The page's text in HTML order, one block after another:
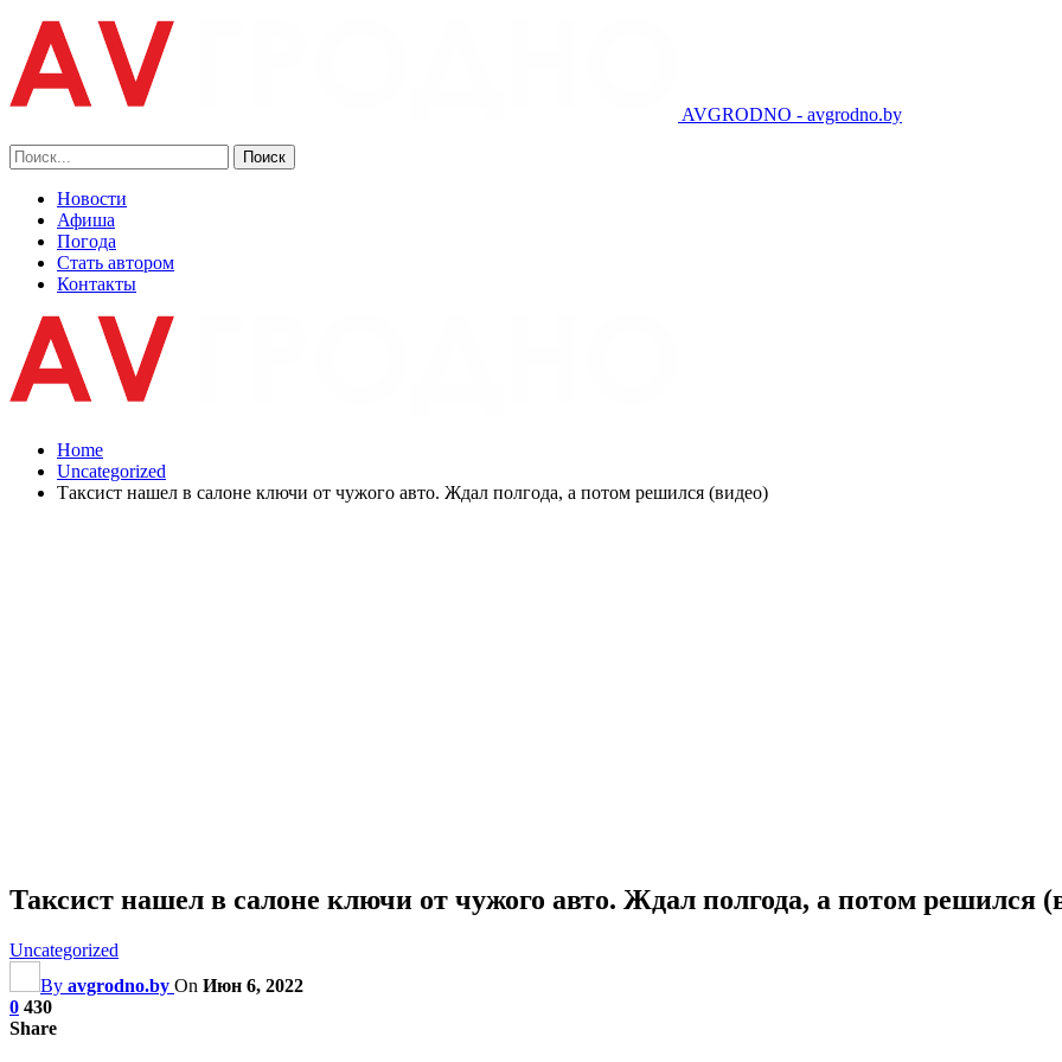
AVGRODNO - avgrodno.by
Новости
Афиша
Погода
Стать автором
Контакты
Home
Uncategorized
Таксист нашел в салоне ключи от чужого авто. Ждал полгода, а потом решился (видео)
Таксист нашел в салоне ключи от чужого авто. Ждал полгода, а потом решился
Uncategorized
By avgrodno.by On Июн 6, 2022
0 430
Share